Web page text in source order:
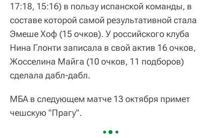
17:18, 15:16) в пользу испанской команды, в
составе которой самой результативной стала
Эмеше Хоф (15 очков). У российского клуба
Нина Глонти записала в свой актив 16 очков,
Жосселина Майга (10 очков, 11 подборов)
сделала дабл-дабл.
МБА в следующем матче 13 октября примет
чешскую "Прагу".